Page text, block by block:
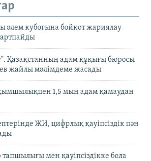
әлем кубогына бойкот жариялау
Қазақстанның адам құқығы бюросы
жайлы мәлімдеме жасады
1,5 мың адам қамаудан
ЖИ, цифрлық қауіпсіздік пән
мен қауіпсіздікке бола